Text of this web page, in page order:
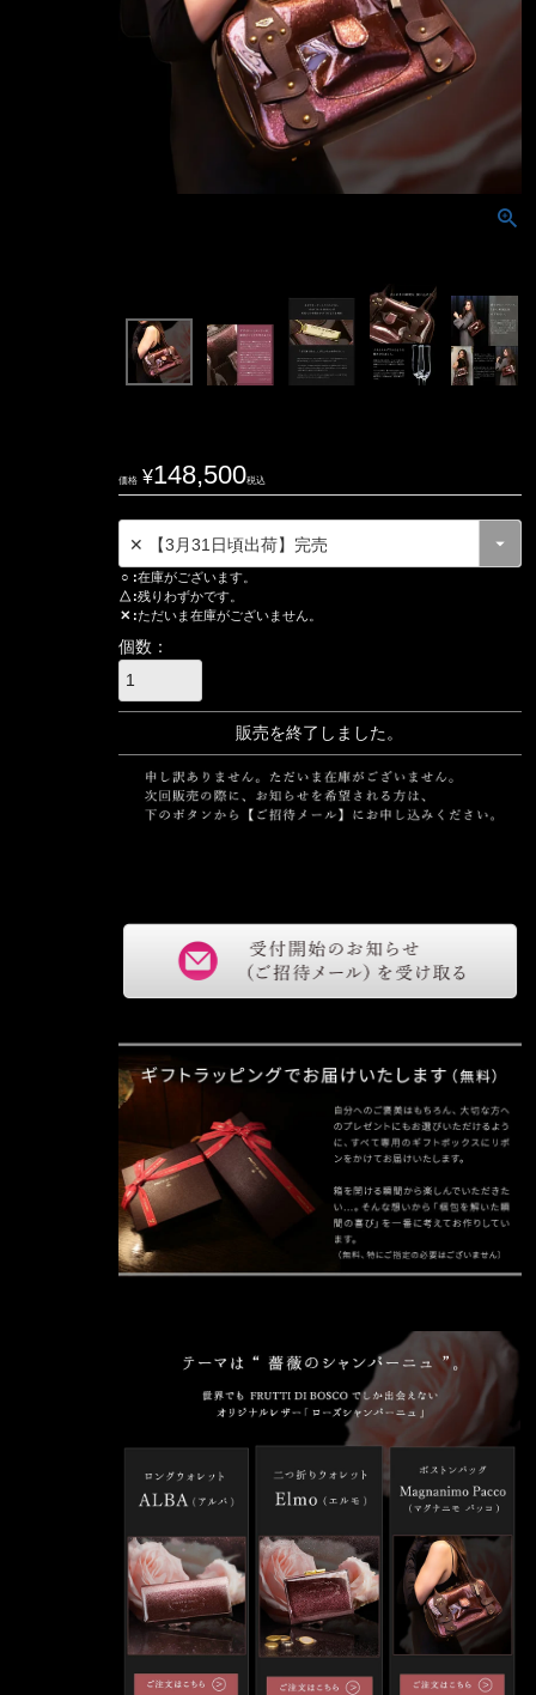
価格 ¥148,500税込
○
在庫がございます。
△ 残りわずかです。
✕ ただいま在庫がございません。
販売を終了しました。